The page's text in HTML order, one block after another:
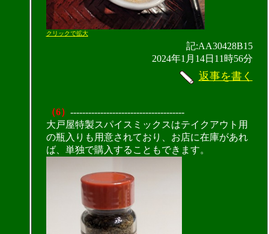
クリックで拡大
記:AA30428B15
2024年1月14日11時56分
返事を書く
（6） --------------------------------------
大戸屋特製スパイスミックスはテイクアウト用
の瓶入りも用意されており、お店に在庫があれ
ば、単独で購入することもできます。